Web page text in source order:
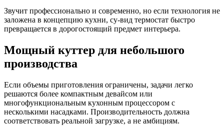
Звучит профессионально и современно, но если технология не
заложена в концепцию кухни, су-вид термостат быстро
превращается в дорогостоящий предмет интерьера.
Мощный куттер для небольшого
производства
Если объемы приготовления ограничены, задачи легко
решаются более компактным девайсом или
многофункциональным кухонным процессором с
несколькими насадками. Производительность должна
соответствовать реальной загрузке, а не амбициям.